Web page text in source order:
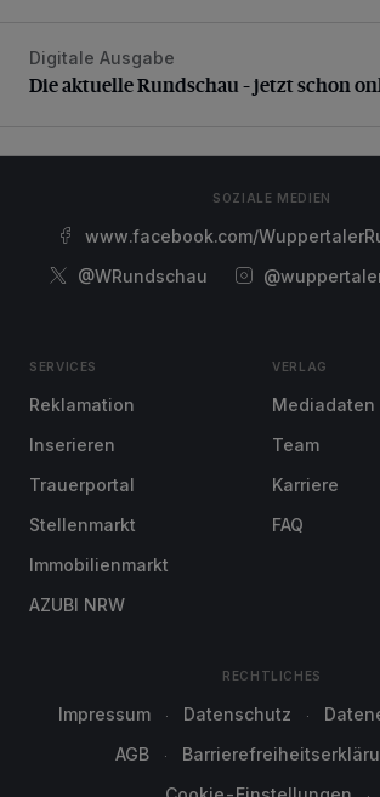
Die aktuelle Rundschau – jetzt schon
Digitale Ausgabe
Die aktuelle Rundschau – jetzt schon
SOZIALE MEDIEN
www.facebook.com/
@WRundschau
SERVICES
Reklamation
Inserieren
Trauerportal
Stellenmarkt
Immobilienmarkt
AZUBI NRW
VERLAG
Mediadaten
Team
Karriere
FAQ
RECHTLICHES
Impressum Datenschutz
AGB